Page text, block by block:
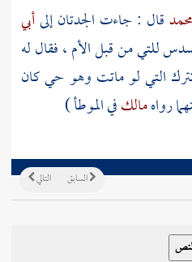
قال : جاءت الجدتان إلىأبي
للتي من قبل الأم ، فقال له
التي لو ماتت وهو حي كان
رواهمالكفي الموطأ )
التالي السابق